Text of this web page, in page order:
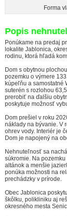
Forma
Popis
Ponúkame na predaj
lokalite Jablonica,
rodinu, ktorá hľadá
Dom s obytnou
pozemku o výmere
kúpeľňu a samostatné
suterén s rozlohou
prerobiť na ďalšiu
poskytuje možnosť
Dom prešiel v roku
náklady na bývanie. V
ohrev vody. Interiér je
Dom je napojený na
Nehnuteľnosť sa
súkromie. Na
altánok a menšie
ponúka možnosti na
prechádzky v prírode.
Obec Jablonica
škôlku, polikliniku aj
okresného mesta